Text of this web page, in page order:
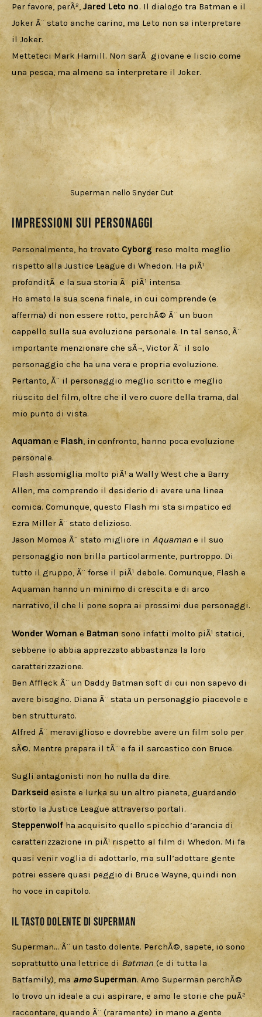
Per favore, perÃ², Jared Leto no. Il dialogo tra Batman e il
Joker Ã¨ stato anche carino, ma Leto non sa interpretare
il Joker.
Metteteci Mark Hamill. Non sarÃ  giovane e liscio come
una pesca, ma almeno sa interpretare il Joker.
Superman nello Snyder Cut
Impressioni sui personaggi
Personalmente, ho trovato Cyborg reso molto meglio
rispetto alla Justice League di Whedon. Ha piÃ¹
profonditÃ  e la sua storia Ã¨ piÃ¹ intensa.
Ho amato la sua scena finale, in cui comprende (e
afferma) di non essere rotto, perchÃ© Ã¨ un buon
cappello sulla sua evoluzione personale. In tal senso, Ã¨
importante menzionare che sÃ¬, Victor Ã¨ il solo
personaggio che ha una vera e propria evoluzione.
Pertanto, Ã¨ il personaggio meglio scritto e meglio
riuscito del film, oltre che il vero cuore della trama, dal
mio punto di vista.
Aquaman e Flash, in confronto, hanno poca evoluzione
personale.
Flash assomiglia molto piÃ¹ a Wally West che a Barry
Allen, ma comprendo il desiderio di avere una linea
comica. Comunque, questo Flash mi sta simpatico ed
Ezra Miller Ã¨ stato delizioso.
Jason Momoa Ã¨ stato migliore in Aquaman e il suo
personaggio non brilla particolarmente, purtroppo. Di
tutto il gruppo, Ã¨ forse il piÃ¹ debole. Comunque, Flash e
Aquaman hanno un minimo di crescita e di arco
narrativo, il che li pone sopra ai prossimi due personaggi.
Wonder Woman e Batman sono infatti molto piÃ¹ statici,
sebbene io abbia apprezzato abbastanza la loro
caratterizzazione.
Ben Affleck Ã¨ un Daddy Batman soft di cui non sapevo di
avere bisogno. Diana Ã¨ stata un personaggio piacevole e
ben strutturato.
Alfred Ã¨ meraviglioso e dovrebbe avere un film solo per
sÃ©. Mentre prepara il tÃ¨ e fa il sarcastico con Bruce.
Sugli antagonisti non ho nulla da dire.
Darkseid esiste e lurka su un altro pianeta, guardando
storto la Justice League attraverso portali.
Steppenwolf ha acquisito quello spicchio d’arancia di
caratterizzazione in piÃ¹ rispetto al film di Whedon. Mi fa
quasi venir voglia di adottarlo, ma sull’adottare gente
potrei essere quasi peggio di Bruce Wayne, quindi non
ho voce in capitolo.
Il tasto dolente di Superman
Superman… Ã¨ un tasto dolente. PerchÃ©, sapete, io sono
soprattutto una lettrice di Batman (e di tutta la
Batfamily), ma amo Superman. Amo Superman perchÃ©
lo trovo un ideale a cui aspirare, e amo le storie che puÃ²
raccontare, quando Ã¨ (raramente) in mano a gente